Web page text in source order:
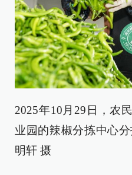
2025年10月29日，农
业园的辣椒分拣中心
明轩 摄